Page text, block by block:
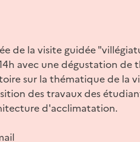
de la visite guidée
avec une dégustation de
sur la thématique de la
des travaux des
d'acclimatation.